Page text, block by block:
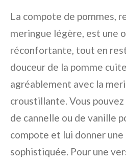
La compote de pommes,
meringue légère, est une
réconfortante, tout en
douceur de la pomme
agréablement avec la
croustillante. Vous
de cannelle ou de vanille
compote et lui donner une
sophistiquée. Pour une